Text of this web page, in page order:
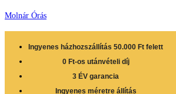
Molnár Órás
Ingyenes házhozszállítás 50.000 Ft felett
0 Ft-os utánvételi díj
3 ÉV garancia
Ingyenes méretre állítás